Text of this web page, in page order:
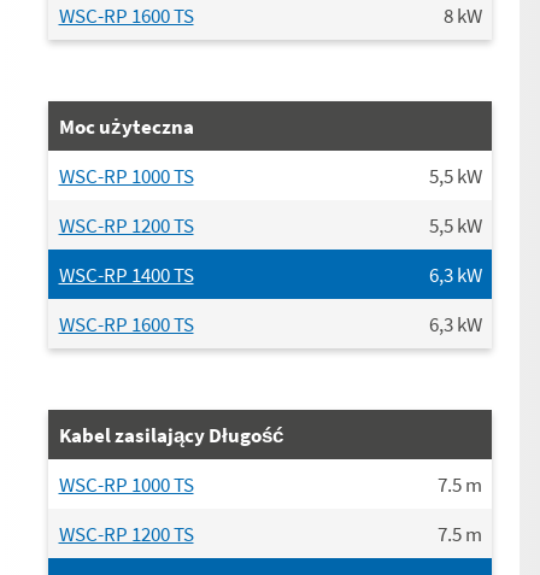
WSC-RP 1600 TS
8kW
Moc użyteczna
WSC-RP 1000 TS
5,5kW
WSC-RP 1200 TS
5,5kW
WSC-RP 1400 TS
6,3kW
WSC-RP 1600 TS
6,3kW
Kabel zasilający Długość
WSC-RP 1000 TS
7.5m
WSC-RP 1200 TS
7.5m